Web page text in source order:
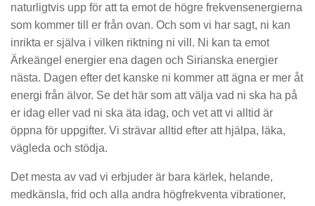
naturligtvis upp för att ta emot de högre frekvensenergierna
som kommer till er från ovan. Och som vi har sagt, ni kan
inrikta er själva i vilken riktning ni vill. Ni kan ta emot
Ärkeängel energier ena dagen och Sirianska energier
nästa. Dagen efter det kanske ni kommer att ägna er mer åt
energi från älvor. Se det här som att välja vad ni ska ha på
er idag eller vad ni ska äta idag, och vet att vi alltid är
öppna för uppgifter. Vi strävar alltid efter att hjälpa, läka,
vägleda och stödja.
Det mesta av vad vi erbjuder är bara kärlek, helande,
medkänsla, frid och alla andra högfrekventa vibrationer,